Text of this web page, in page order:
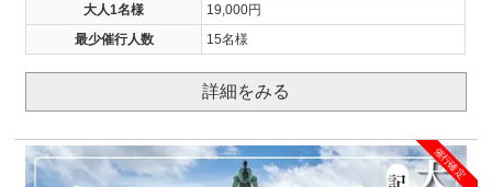
大人1名様
19,000円
最少催行人数
15名様
詳細をみる
催行確定